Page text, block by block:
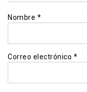
Nombre *
Correo electrónico *